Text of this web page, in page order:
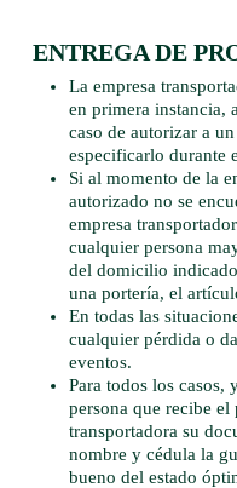
ENTREGA DE
La empresa
en primera instancia,
caso de autorizar a
especificarlo durante
Si al momento de la
autorizado no se
empresa
cualquier persona
del domicilio
una portería, el
En todas las
cualquier pérdida o
eventos.
Para todos los casos,
persona que recibe el
transportadora su
nombre y cédula la
bueno del estado